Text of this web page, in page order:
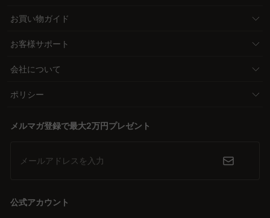
お買い物ガイド
お客様サポート
会社について
ポリシー
メルマガ登録で最大2万円プレゼント
メールアドレスを入力
公式アカウント